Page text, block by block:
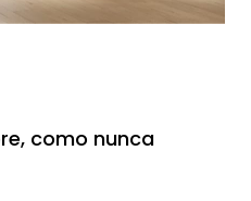
como nunca